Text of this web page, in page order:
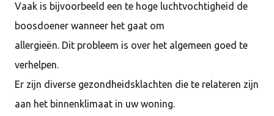
Vaak is bijvoorbeeld een te hoge luchtvochtigheid de
boosdoener wanneer het gaat om
allergieën. Dit probleem is over het algemeen goed te
verhelpen.
Er zijn diverse gezondheidsklachten die te relateren zijn
aan het binnenklimaat in uw woning.